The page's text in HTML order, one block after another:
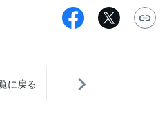
に戻る